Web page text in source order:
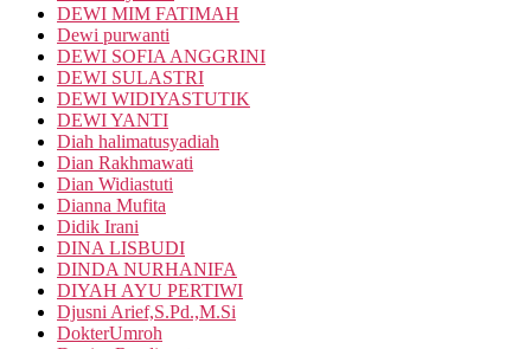
DEWI MIM FATIMAH
Dewi purwanti
DEWI SOFIA ANGGRINI
DEWI SULASTRI
DEWI WIDIYASTUTIK
DEWI YANTI
Diah halimatusyadiah
Dian Rakhmawati
Dian Widiastuti
Dianna Mufita
Didik Irani
DINA LISBUDI
DINDA NURHANIFA
DIYAH AYU PERTIWI
Djusni Arief,S.Pd.,M.Si
DokterUmroh